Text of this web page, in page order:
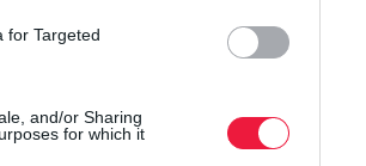
for Targeted
and/or Sharing
for which it
szinte senki
A külföldi utazás
vállalás, mégsem
nyaralást tervezők
pedig az is…